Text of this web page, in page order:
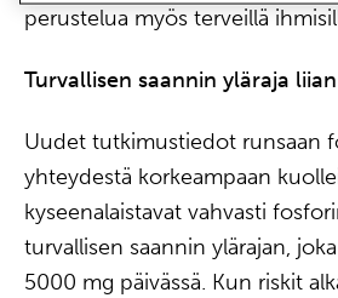
perustelua myös terveillä
Turvallisen saannin yläraja
Uudet tutkimustiedot runsaan
yhteydestä korkeampaan
kyseenalaistavat vahvasti
turvallisen saannin ylärajan,
5000 mg päivässä. Kun riskit